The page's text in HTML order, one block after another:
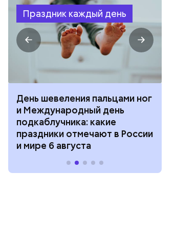
Праздник каждый день
День шевеления пальцами ног
и Международный день
подкаблучника: какие
праздники отмечают в России
и мире 6 августа